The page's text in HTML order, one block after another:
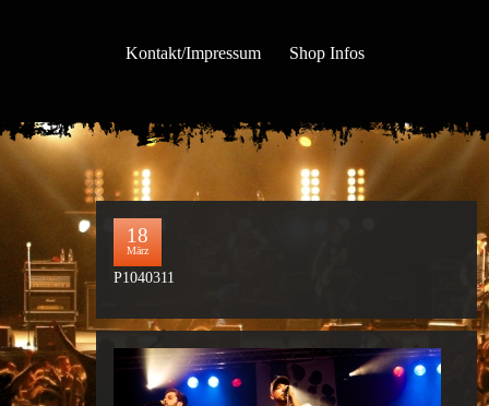
Kontakt/Impressum Shop Infos
18
März
P1040311